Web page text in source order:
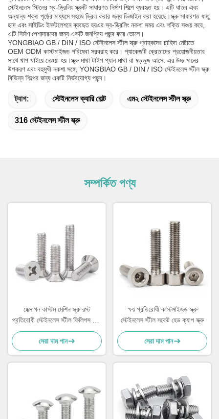
স্টেইনলেস স্টিলের স্ব-ড্রিলিং স্ক্রুটি সাধারণত নির্মাণ শিল্পে ব্যবহৃত হয়। এটি ধাতব এবং
অন্যান্য শক্ত পৃষ্ঠের মাধ্যমে সহজে ড্রিল করার জন্য ডিজাইন করা হয়েছে।স্ক্রু সাধারণত ধাতু
ছাদ এবং সাইডিং ইনস্টলেশনে ব্যবহৃত হয়এর স্ব-ড্রিলিং নকশা সময় এবং শক্তি সঞ্চয় করে,
এটি নির্মাণ পেশাদারদের জন্য একটি জনপ্রিয় পছন্দ করে তোলে।
YONGBIAO GB / DIN / ISO স্টেইনলেস স্টীল স্ক্রু গ্রাহকদের চাহিদা মেটাতে
OEM ODM কাস্টমাইজড পরিষেবা সরবরাহ করে। প্যাকেজটি ক্রেতাদের প্রয়োজনীয়তার
সাথে খাপ খাইয়ে নেওয়া হয়।স্ক্রু মাথা টাইপ প্যান মাথা বা ষড়ভুজ আসে. এর উচ্চ মানের
উপকরণ এবং বহুমুখী নকশা সঙ্গে, YONGBIAO GB / DIN / ISO স্টেইনলেস স্টীল স্ক্রু
বিভিন্ন শিল্পের জন্য একটি নির্ভরযোগ্য পছন্দ।
ট্যাগ: স্টেইনলেস ক্যারি বোল্ট এম২ স্টেইনলেস স্টীল স্ক্রু
316 স্টেইনলেস স্টীল স্ক্রু
সম্পর্কিত পণ্য
হেক্সাগন কাস্টম মেশিন স্ক্রু রস্ট
প্রতিরোধী স্টেইনলেস স্টীল ফিলিপস হেড
স্ক্রু
সেরা দাম পান
ক্ষয় প্রতিরোধী কাস্টমাইজড স্ক্রু
স্টেইনলেস স্টীল সকেট হেড ক্যাপ স্ক্রু
সেরা দাম পান